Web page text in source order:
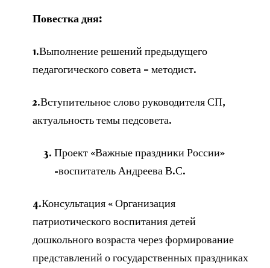
Повестка дня:
1.Выполнение решений предыдущего
педагогического совета – методист.
2.Вступительное слово руководителя СП,
актуальность темы педсовета.
Проект «Важные праздники России»
-воспитатель Андреева В.С.
4.Консультация « Организация
патриотического воспитания детей
дошкольного возраста через формирование
представлений о государственных праздниках